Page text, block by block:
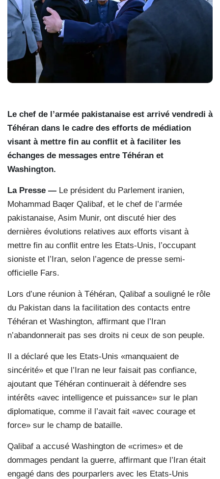
Le chef de l’armée pakistanaise est arrivé vendredi à
Téhéran dans le cadre des efforts de médiation
visant à mettre fin au conflit et à faciliter les
échanges de messages entre Téhéran et
Washington.
La Presse — Le président du Parlement iranien,
Mohammad Baqer Qalibaf, et le chef de l’armée
pakistanaise, Asim Munir, ont discuté hier des
dernières évolutions relatives aux efforts visant à
mettre fin au conflit entre les Etats-Unis, l’occupant
sioniste et l’Iran, selon l’agence de presse semi-
officielle Fars.
Lors d’une réunion à Téhéran, Qalibaf a souligné le rôle
du Pakistan dans la facilitation des contacts entre
Téhéran et Washington, affirmant que l’Iran
n’abandonnerait pas ses droits ni ceux de son peuple.
Il a déclaré que les Etats-Unis «manquaient de
sincérité» et que l’Iran ne leur faisait pas confiance,
ajoutant que Téhéran continuerait à défendre ses
intérêts «avec intelligence et puissance» sur le plan
diplomatique, comme il l’avait fait «avec courage et
force» sur le champ de bataille.
Qalibaf a accusé Washington de «crimes» et de
dommages pendant la guerre, affirmant que l’Iran était
engagé dans des pourparlers avec les Etats-Unis